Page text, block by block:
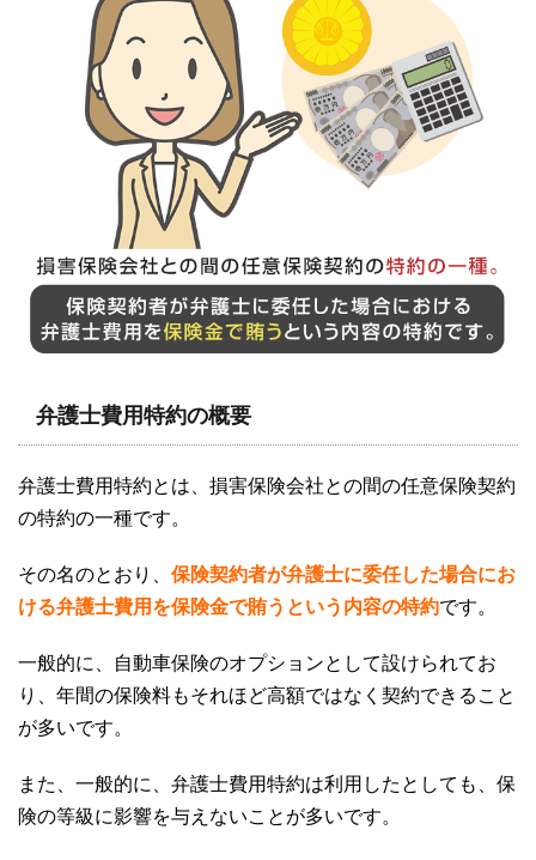
弁護士費用特約の概要
弁護士費用特約とは、損害保険会社との間の任意保険契約
の特約の一種です。
その名のとおり、 保険契約者が弁護士に委任した場合にお
ける弁護士費用を保険金で賄うという内容の特約です。
一般的に、自動車保険のオプションとして設けられてお
り、年間の保険料もそれほど高額ではなく契約できること
が多いです。
また、一般的に、弁護士費用特約は利用したとしても、保
険の等級に影響を与えないことが多いです。